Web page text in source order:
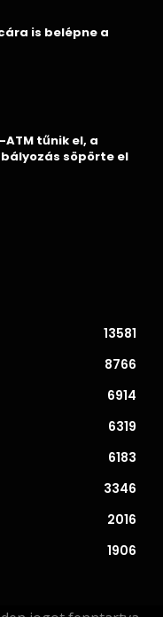
is belépne a
tűnik el, a
söpörte el
13581
8766
6914
6319
6183
3346
2016
1906